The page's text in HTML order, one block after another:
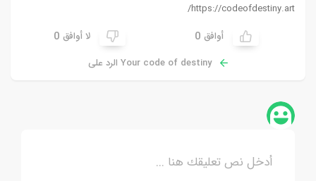
https://codeofdestiny.art/
أوافق 0 لا أوافق 0
Your code of destiny الرد على